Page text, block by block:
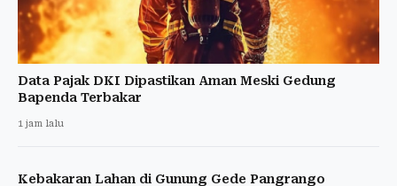
Data Pajak DKI Dipastikan Aman Meski Gedung
Bapenda Terbakar
1 jam lalu
Kebakaran Lahan di Gunung Gede Pangrango